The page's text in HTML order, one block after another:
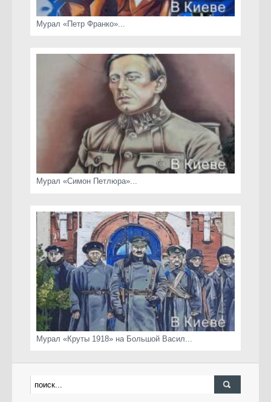
Мурал «Петр Франко»...
Мурал «Симон Петлюра»...
Мурал «Круты 1918» на Большой Васил...